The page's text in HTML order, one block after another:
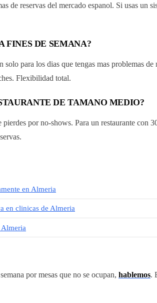
de reservas del mercado espanol. Si usas
FINES DE SEMANA?
para los dias que tengas mas problemas
Flexibilidad total.
DE TAMANO MEDIO?
por no-shows. Para un restaurante con
en Almeria
en clinicas de Almeria
por mesas que no se ocupan, hablemos.